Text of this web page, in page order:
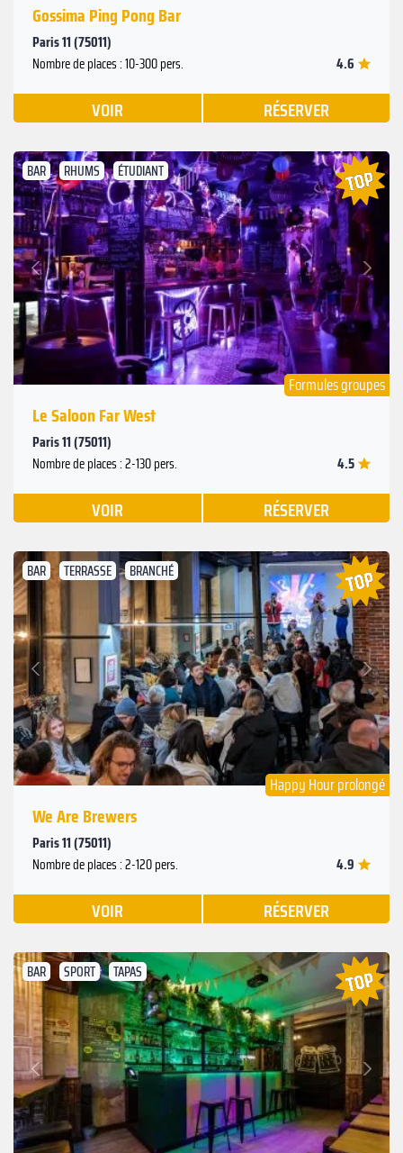
Gossima Ping Pong Bar
Paris 11 (75011)
Nombre de places : 10-300 pers. 4.6
VOIR RÉSERVER
BAR RHUMS ÉTUDIANT
Précédent
Suivant
Formules groupes
Le Saloon Far West
Paris 11 (75011)
Nombre de places : 2-130 pers. 4.5
VOIR RÉSERVER
BAR TERRASSE BRANCHÉ
Précédent
Suivant
Happy Hour prolongé
We Are Brewers
Paris 11 (75011)
Nombre de places : 2-120 pers. 4.9
VOIR RÉSERVER
BAR SPORT TAPAS
Précédent
Suivant